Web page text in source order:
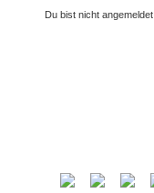
Du bist nicht angemeldet.